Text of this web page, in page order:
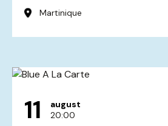
Martinique
11
august
20:00